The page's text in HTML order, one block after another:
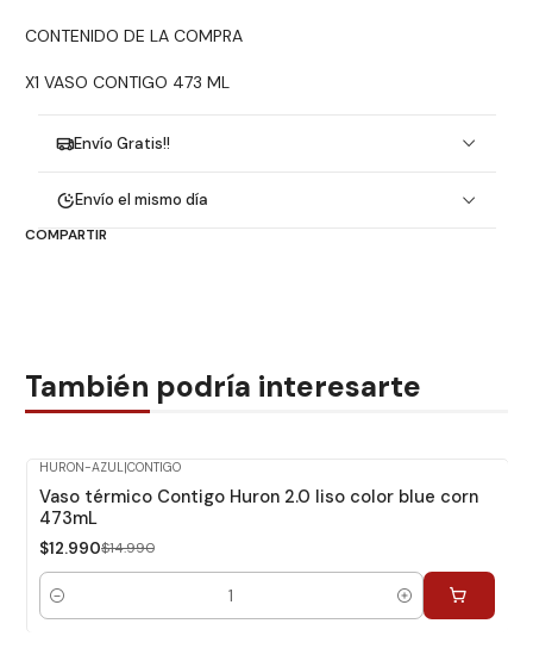
CONTENIDO DE LA COMPRA
X1 VASO CONTIGO 473 ML
Envío Gratis!!
Envío el mismo día
COMPARTIR
También podría interesarte
-13% Dcto.
HURON-AZUL|CONTIGO
Vaso térmico Contigo Huron 2.0 liso color blue corn
473mL
$12.990$14.990
Cantidad